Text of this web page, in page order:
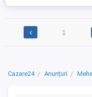
‹ 1
Cazare24 Anunțuri